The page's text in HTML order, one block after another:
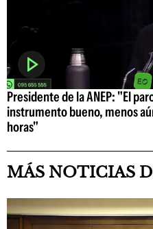
Presidente de la ANEP: "El
instrumento bueno, menos
horas"
MÁS NOTICIAS